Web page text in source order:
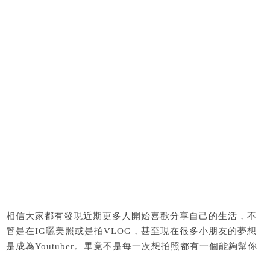
相信大家都有發現近期更多人開始喜歡分享自己的生活，不
管是在IG曬美照或是拍VLOG，甚至現在很多小朋友的夢想
是成為Youtuber。畢竟不是每一次想拍照都有一個能夠幫你